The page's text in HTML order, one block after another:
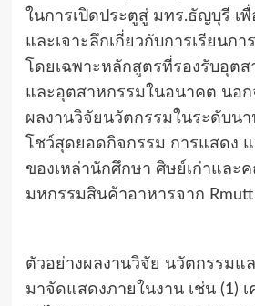
ในการเปิดประตูสู่ มทร.ธัญบุรี เ
และเจาะลึกเกี่ยวกับการเรียนก
โดยเฉพาะหลักสูตรที่รองรับอุต
และอุตสาหกรรมในอนาคต นอก
ผลงานวิจัยนวัตกรรมในระดับน
โชว์สุดยอดกิจกรรม การแสดง
ของเหล่านักศึกษา ศิษย์เก่าและ
มหกรรมสินค้าอาหารจาก Rmutt
ตัวอย่างผลงานวิจัย นวัตกรรมแ
มาจัดแสดงภายในงาน เช่น (1)